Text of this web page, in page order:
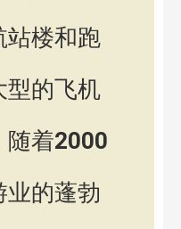
站楼和跑
型的飞机
随着2000
业的蓬勃